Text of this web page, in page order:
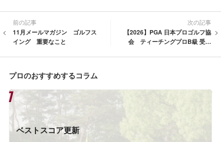
前の記事
11月メールマガジン ゴルフス
イング 重要なこと
次の記事
【2026】PGA 日本プロゴルフ協
会 ティーチングプロB級 受講
プロのおすすめするコラム
ベストスコア更新